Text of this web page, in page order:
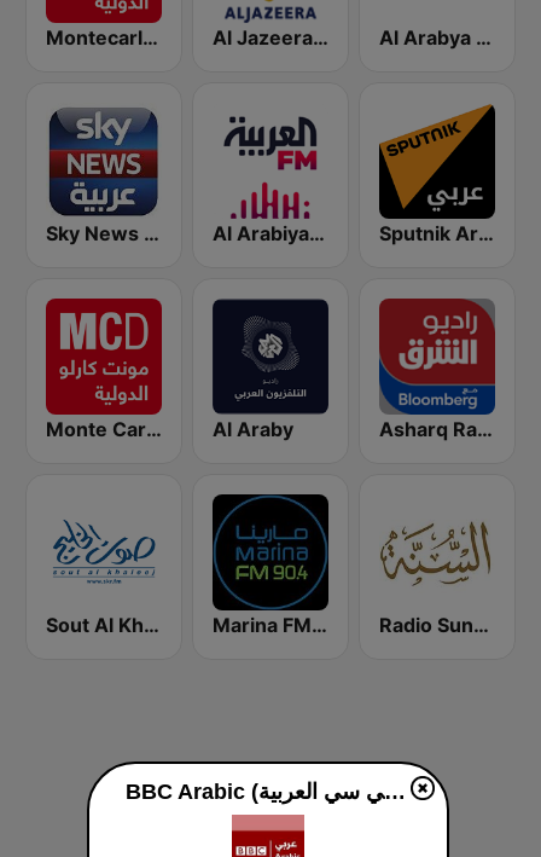
Montecarlo al doualiya (مونت كارلو الدولية) Al Jazeera Arabic (قناة الجزيرة) Al Arabya (العربية FM)
Sky News Arabia (سكاي نيوز عربية) Al Arabiya (العربية FM) Sputnik Arabic (عربي)
Monte Carlo Doualiya Al Araby Asharq Radio with Bloomberg
Sout Al Khaleej FM صوت الخليج Marina FM 90.4 (مارينا) Radio Sunna إذاعة السنة
BBC Arabic (إذاعة بي بي سي العربية) en vivo